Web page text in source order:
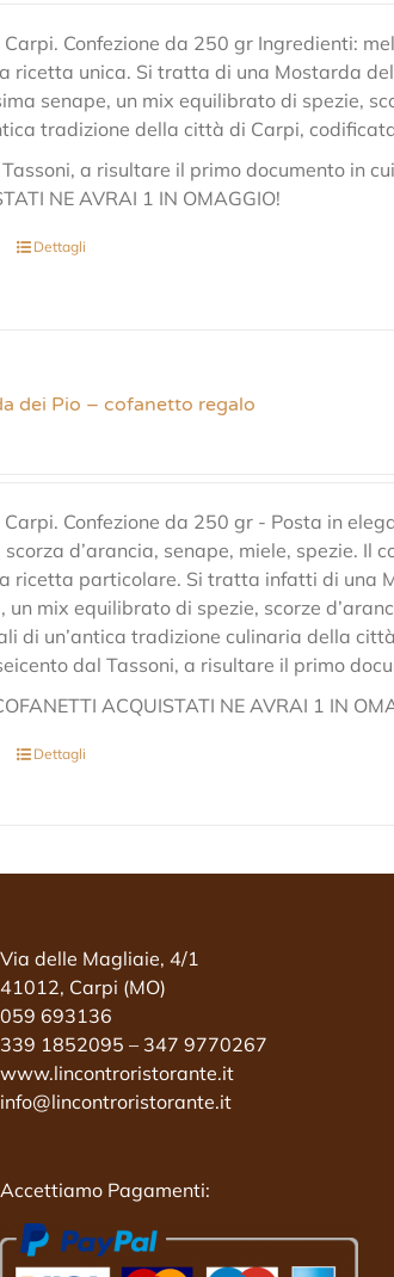
Confezione da 250 gr Ingredienti:
ricetta unica. Si tratta di una Mostarda
senape, un mix equilibrato di spezie,
tradizione della città di Carpi,
a risultare il primo documento in
NE AVRAI 1 IN OMAGGIO!
Dettagli
dei Pio – cofanetto regalo
Confezione da 250 gr - Posta in
d’arancia, senape, miele, spezie.
ricetta particolare. Si tratta infatti di una
un mix equilibrato di spezie, scorze
di un’antica tradizione culinaria della
dal Tassoni, a risultare il primo
ACQUISTATI NE AVRAI 1 IN
Dettagli
Via delle Magliaie, 4/1
41012, Carpi (MO)
059 693136
339 1852095 – 347 9770267
www.lincontroristorante.it
info@lincontroristorante.it
Accettiamo Pagamenti: